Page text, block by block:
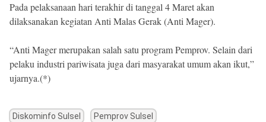
Pada pelaksanaan hari terakhir di tanggal 4 Maret akan
dilaksanakan kegiatan Anti Malas Gerak (Anti Mager).
“Anti Mager merupakan salah satu program Pemprov. Selain dari
pelaku industri pariwisata juga dari masyarakat umum akan ikut,”
ujarnya.(*)
Diskominfo Sulsel Pemprov Sulsel